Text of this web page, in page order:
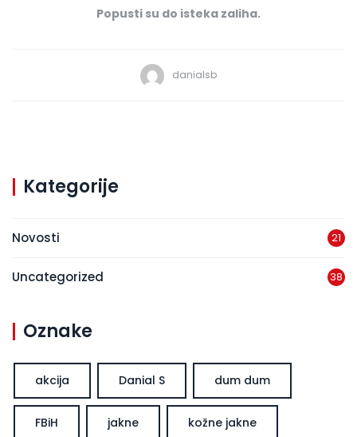
Popusti su do isteka zaliha.
danialsb
Kategorije
Novosti 21
Uncategorized 38
Oznake
akcija Danial S dum dum
FBiH jakne kožne jakne